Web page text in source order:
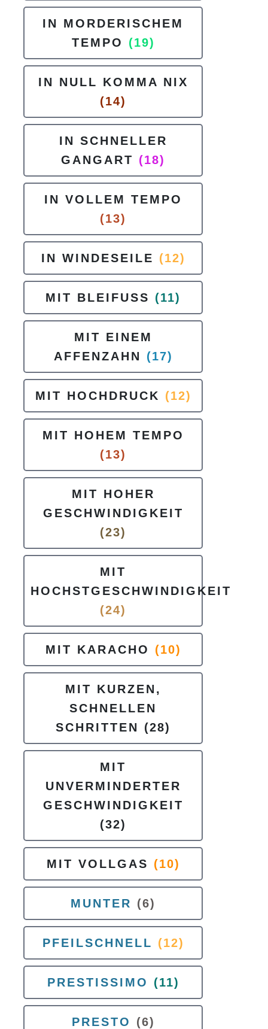
IN MORDERISCHEM
TEMPO
(19)
IN NULL KOMMA NIX
(14)
IN SCHNELLER
GANGART (18)
IN VOLLEM TEMPO
(13)
IN WINDESEILE (12)
MIT BLEIFUSS (11)
MIT EINEM
AFFENZAHN
(17)
MIT HOCHDRUCK (12)
MIT HOHEM TEMPO
(13)
MIT HOHER
GESCHWINDIGKEIT
(23)
MIT
HOCHSTGESCHWINDIGKEIT
(24)
MIT KARACHO (10)
MIT KURZEN,
SCHNELLEN
SCHRITTEN
(28)
MIT
UNVERMINDERTER
GESCHWINDIGKEIT
(32)
MIT VOLLGAS (10)
MUNTER (6)
PFEILSCHNELL (12)
PRESTISSIMO (11)
PRESTO (6)